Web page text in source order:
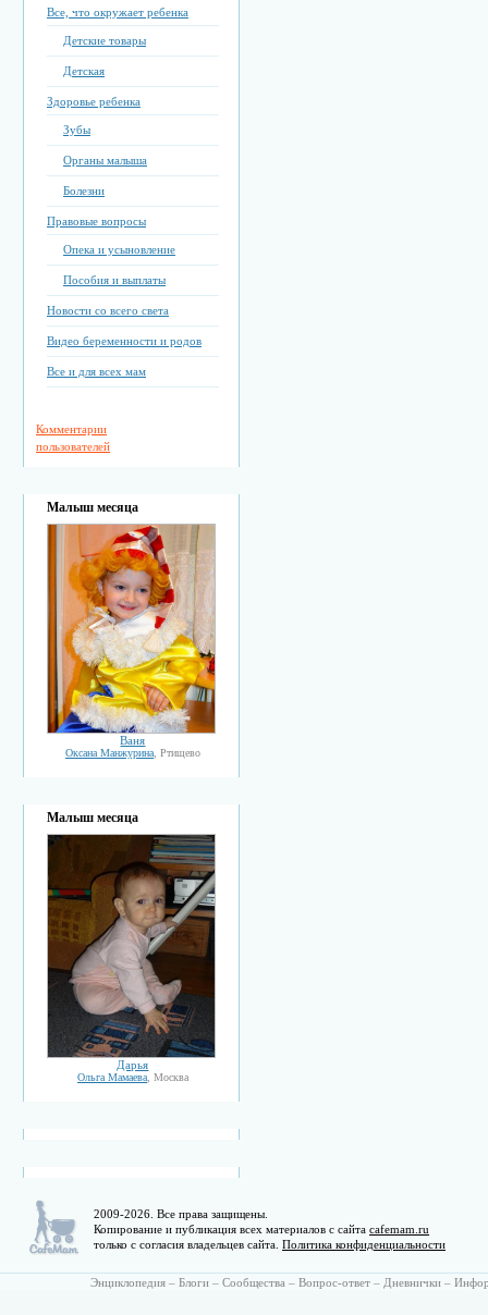
Все, что окружает ребенка
Детские товары
Детская
Здоровье ребенка
Зубы
Органы малыша
Болезни
Правовые вопросы
Опека и усыновление
Пособия и выплаты
Новости со всего света
Видео беременности и родов
Все и для всех мам
Комментарии
пользователей
Малыш месяца
Ваня
Оксана Манжурина, Ртищево
Малыш месяца
Дарья
Ольга Мамаева, Москва
2009-2026. Все права защищены.
Копирование и публикация всех материалов с сайта cafemam.ru
только с согласия владельцев сайта. Политика конфиденциальности
Энциклопедия – Блоги – Сообщества – Вопрос-ответ – Дневнички –